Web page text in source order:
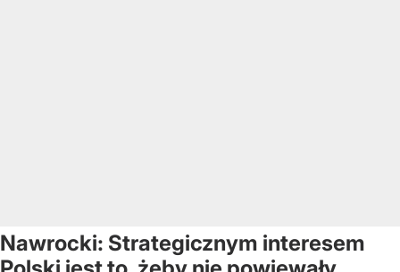
Nawrocki: Strategicznym interesem